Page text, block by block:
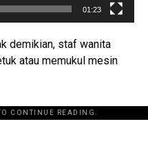
01:23
demikian, staf wanita
atau memukul mesin
CONTINUE READING.